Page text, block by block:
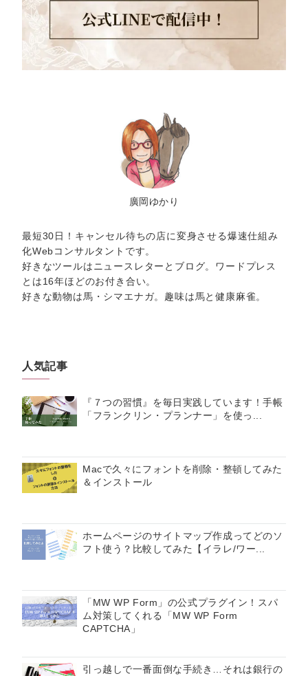
廣岡ゆかり
最短30日！キャンセル待ちの店に変身させる爆速仕組み
化Webコンサルタントです。
好きなツールはニュースレターとブログ。ワードプレス
とは16年ほどのお付き合い。
好きな動物は馬・シマエナガ。趣味は馬と健康麻雀。
人気記事
『７つの習慣』を毎日実践しています！手帳
「フランクリン・プランナー」を使っ...
Macで久々にフォントを削除・整頓してみた
＆インストール
ホームページのサイトマップ作成ってどのソ
フト使う？比較してみた【イラレ/ワー...
「MW WP Form」の公式プラグイン！スパ
ム対策してくれる「MW WP Form
CAPTCHA」
引っ越しで一番面倒な手続き…それは銀行の